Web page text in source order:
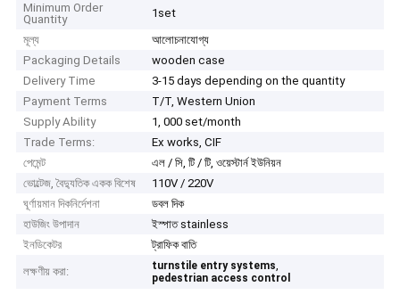
Minimum Order
Quantity
1set
মূল্য
আলোচনাযোগ্য
Packaging Details
wooden case
Delivery Time
3-15 days depending on the quantity
Payment Terms
T/T, Western Union
Supply Ability
1, 000 set/month
Trade Terms:
Ex works, CIF
পেমেন্ট
এল / সি, টি / টি, ওয়েস্টার্ন ইউনিয়ন
ভোল্টেজ, বৈদ্যুতিক একক বিশেষ
110V / 220V
ঘূর্ণায়মান দিকনির্দেশনা
ডবল দিক
হাউজিং উপাদান
ইস্পাত stainless
ইনডিকেটর
ট্রাফিক বাতি
লক্ষণীয় করা:
turnstile entry systems,
pedestrian access control